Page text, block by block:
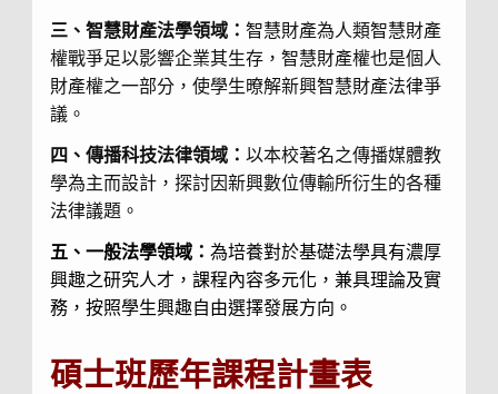
三、智慧財產法學領域： 智慧財產為人類智慧財產
權戰爭足以影響企業其生存，智慧財產權也是個人
財產權之一部分，使學生暸解新興智慧財產法律爭
議。
四、傳播科技法律領域： 以本校著名之傳播媒體教
學為主而設計，探討因新興數位傳輸所衍生的各種
法律議題。
五、一般法學領域： 為培養對於基礎法學具有濃厚
興趣之研究人才，課程內容多元化，兼具理論及實
務，按照學生興趣自由選擇發展方向。
碩士班歷年課程計畫表